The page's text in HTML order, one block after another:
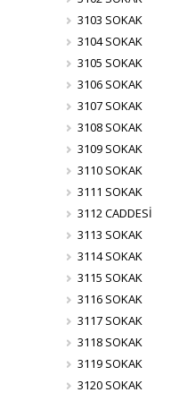
3103 SOKAK
3104 SOKAK
3105 SOKAK
3106 SOKAK
3107 SOKAK
3108 SOKAK
3109 SOKAK
3110 SOKAK
3111 SOKAK
3112 CADDESİ
3113 SOKAK
3114 SOKAK
3115 SOKAK
3116 SOKAK
3117 SOKAK
3118 SOKAK
3119 SOKAK
3120 SOKAK